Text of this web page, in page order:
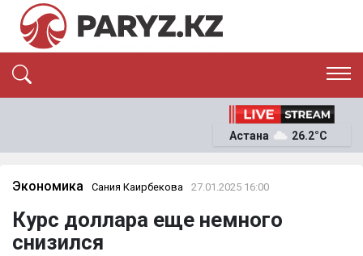
ЭКОНОМИКА
ОҚИҒА
News
Астана 26.2°C
Экономика Сания Каирбекова 27.01.2025 16:00
Курс доллара еще немного
снизился